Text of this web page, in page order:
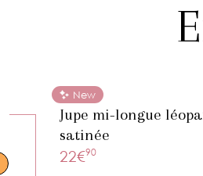
New
Jupe mi-longue
satinée
22€90